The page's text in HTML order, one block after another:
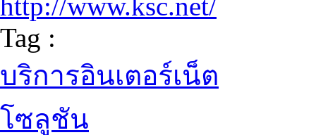
Tag :
บริการอินเตอร์เน็ต
โซลูชัน